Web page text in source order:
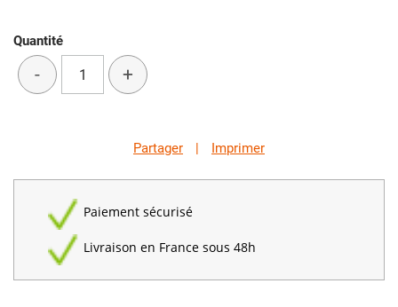
Quantité
- +
Partager | Imprimer
Paiement sécurisé
Livraison en France sous 48h